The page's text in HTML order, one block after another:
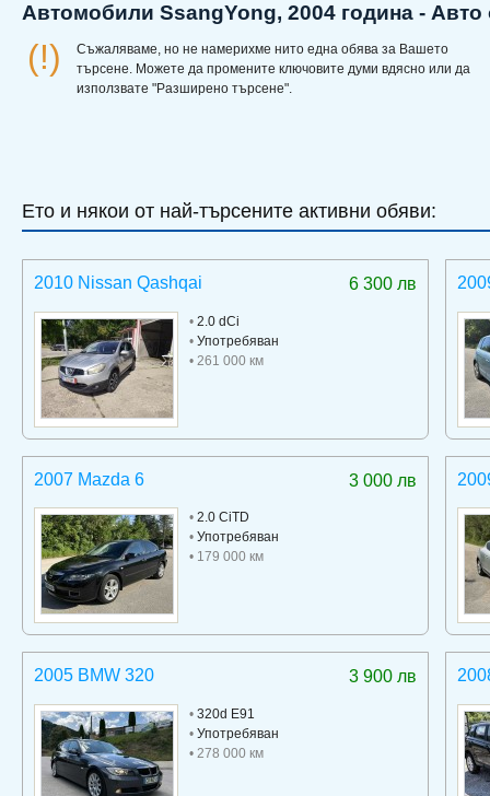
Автомобили SsangYong, 2004 година -
(!)
Съжаляваме, но не намерихме нито една обява за Вашето
търсене. Можете да промените ключовите думи вдясно или да
използвате "Разширено търсене".
Ето и някои от най-търсените активни обяви:
6 300 лв
2010 Nissan Qashqai
• 2.0 dCi
• Употребяван
• 261 000 км
3 000 лв
2007 Mazda 6
• 2.0 CiTD
• Употребяван
• 179 000 км
3 900 лв
2005 BMW 320
• 320d E91
• Употребяван
• 278 000 км